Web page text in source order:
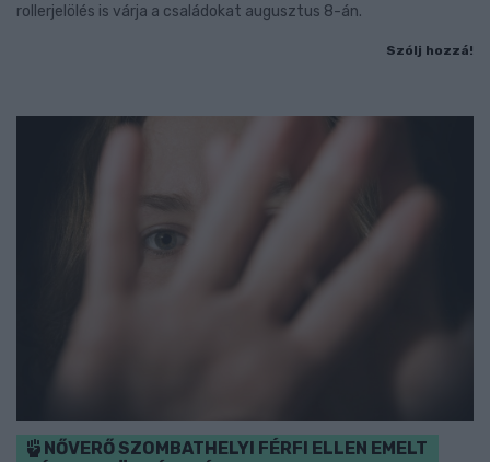
rollerjelölés is várja a családokat augusztus 8-án.
Szólj hozzá!
NŐVERŐ SZOMBATHELYI FÉRFI ELLEN EMELT